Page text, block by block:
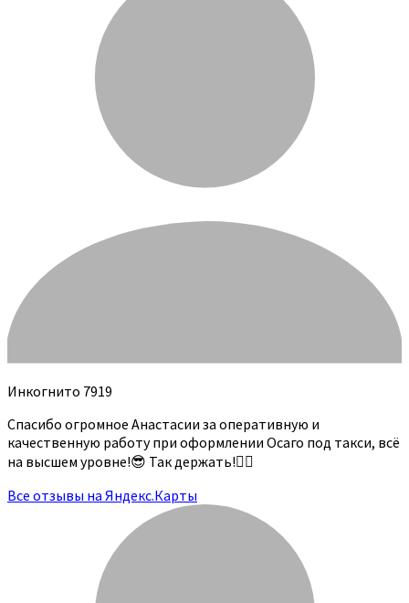
Инкогнито 7919
Спасибо огромное Анастасии за оперативную и
качественную работу при оформлении Осаго под такси, всё
на высшем уровне!😎 Так держать!👍🏻
Все отзывы на Яндекс.Карты